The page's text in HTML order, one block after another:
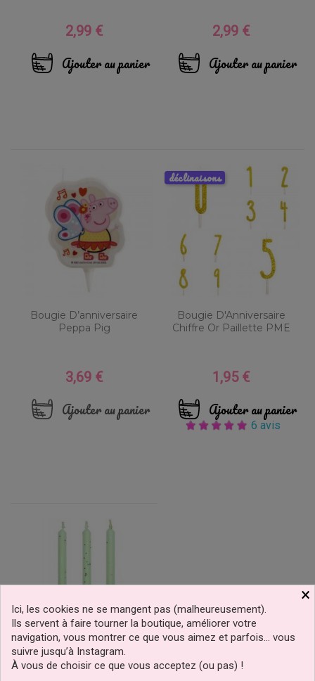
Prix
2,99 €
Ajouter au panier
Prix
2,99 €
Ajouter au panier
Bougie D’anniversaire
Peppa Pig
Prix
3,69 €
Ajouter au panier
Bougie D'Anniversaire
Chiffre Or Paillette PME
Prix
1,95 €
Ajouter au panier
6 avis
déclinaisons
Bougies D'anniversaire
×
Ici, les cookies ne se mangent pas (malheureusement).
Ils servent à faire tourner la boutique, améliorer votre
navigation, vous montrer ce que vous aimez et parfois… vous
suivre jusqu’à Instagram.
À vous de choisir ce que vous acceptez (ou pas) !